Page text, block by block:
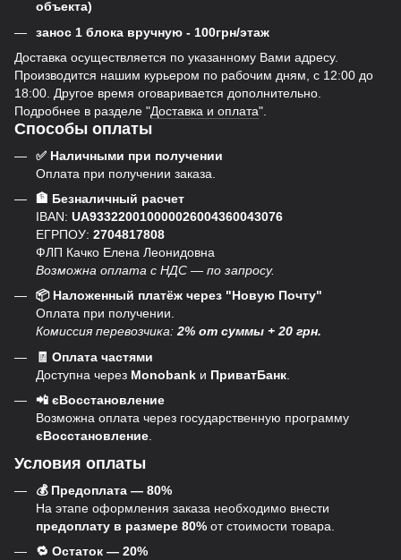
объекта)
занос 1 блока вручную - 100грн/этаж
Доставка осуществляется по указанному Вами адресу.
Производится нашим курьером по рабочим дням, с 12:00 до
18:00. Другое время оговаривается дополнительно.
Подробнее в разделе "Доставка и оплата".
Способы оплаты
✅ Наличными при получении
Оплата при получении заказа.
🏦 Безналичный расчет
IBAN: UA933220010000026004360043076
ЕГРПОУ: 2704817808
ФЛП Качко Елена Леонидовна
Возможна оплата с НДС — по запросу.
📦 Наложенный платёж через "Новую Почту"
Оплата при получении.
Комиссия перевозчика:2% от суммы + 20 грн.
🧾 Оплата частями
Доступна через Monobank и ПриватБанк
📲 єВосстановление
Возможна оплата через государственную программу
єВосстановление
Условия оплаты
💰 Предоплата — 80%
На этапе оформления заказа необходимо внести
предоплату в размере 80% от стоимости товара.
🔁 Остаток — 20%